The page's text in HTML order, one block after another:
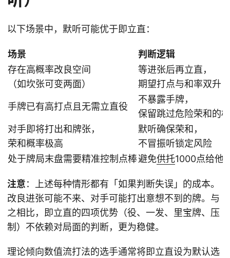
以下场景中，默听可能优于即立直：
场景
判断逻辑
存在高概率改良空间
（如坎张可变两面）
等进张后再立直，
期望打点与和率双升
手牌已有高打点且无需立直役
不暴露手牌，
保留跳过危险荣和的
对手即将打出和牌张，
荣和概率极高
默听确保荣和，
不冒振听锁定风险
处于牌局末盘需要精准控制点棒避免供托1000点给他
注意：上述每种情形都有「如果判断失误」的成本。
改良进张可能不来、对手可能打出意想不到的牌。与
之相比，即立直的四项优势（役、一发、里宝牌、压
制）不依赖对局面的判断，更为稳健。
理论倾向数值流打法的选手通常将即立直设为默认选